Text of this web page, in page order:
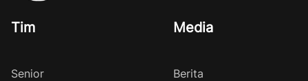
Tim
Senior
Media
Berita